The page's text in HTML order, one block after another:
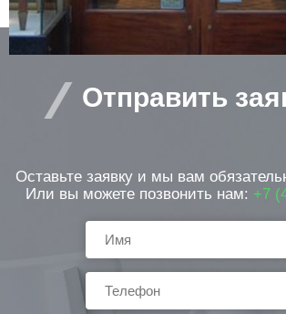
Отправить
Оставьте заявку и мы вам
Или вы можете позвонить нам: +7